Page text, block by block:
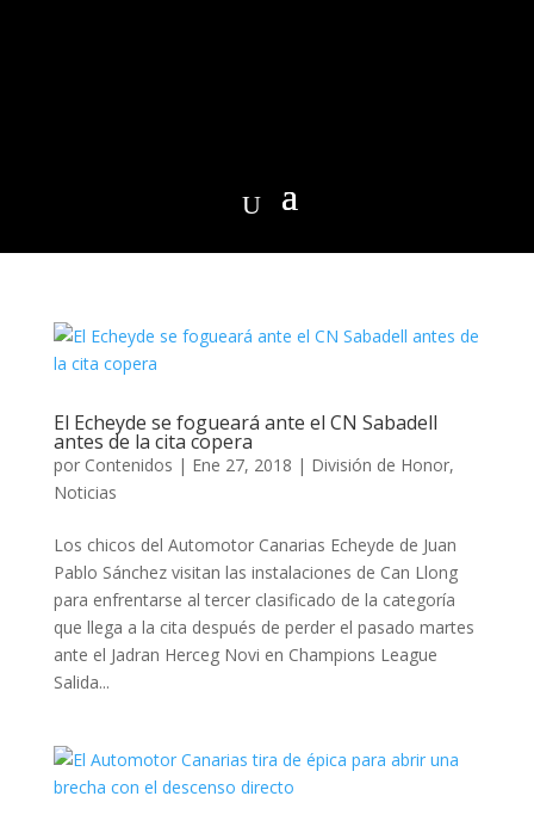
El Echeyde se fogueará ante el CN Sabadell
antes de la cita copera
por Contenidos | Ene 27, 2018 | División de Honor,
Noticias
Los chicos del Automotor Canarias Echeyde de Juan
Pablo Sánchez visitan las instalaciones de Can Llong
para enfrentarse al tercer clasificado de la categoría
que llega a la cita después de perder el pasado martes
ante el Jadran Herceg Novi en Champions League
Salida...